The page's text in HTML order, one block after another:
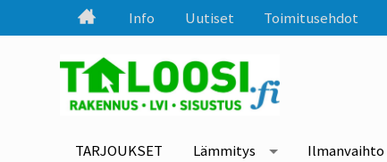
Info Uutiset Toimitusehdot
TARJOUKSET Lämmitys Ilmanvaihto